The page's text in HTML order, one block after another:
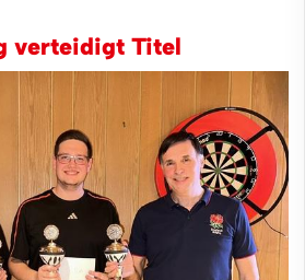
verteidigt Titel